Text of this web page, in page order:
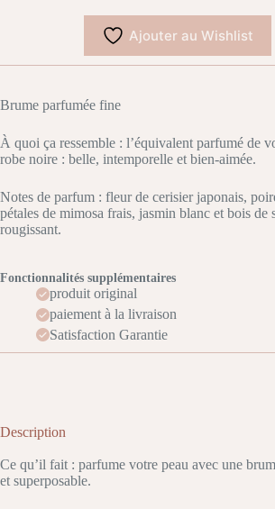
Ajouter au Wishlist
Brume parfumée fine
À quoi ça ressemble : l’équivalent parfumé de
robe noire : belle, intemporelle et bien-aimée.
Notes de parfum : fleur de cerisier japonais,
pétales de mimosa frais, jasmin blanc et bois de
rougissant.
Fonctionnalités supplémentaires
produit original
paiement à la livraison
Satisfaction Garantie
Description
Ce qu’il fait : parfume votre peau avec une
et superposable.